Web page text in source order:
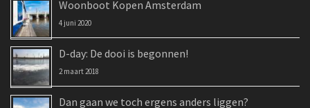
Woonboot Kopen Amsterdam
4 juni 2020
D-day: De dooi is begonnen!
2 maart 2018
Dan gaan we toch ergens anders liggen?